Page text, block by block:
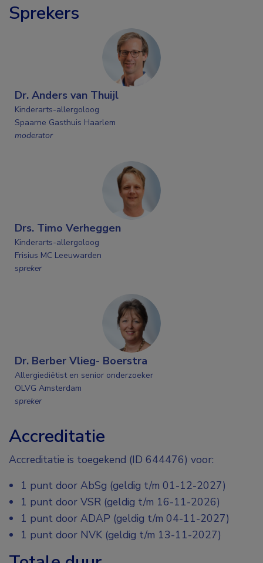
Sprekers
Dr. Anders van Thuijl
Kinderarts-allergoloog
Spaarne Gasthuis Haarlem
moderator
Drs. Timo Verheggen
Kinderarts-allergoloog
Frisius MC Leeuwarden
spreker
Dr. Berber Vlieg- Boerstra
Allergiediëtist en senior onderzoeker
OLVG Amsterdam
spreker
Accreditatie
Accreditatie is toegekend (ID 644476) voor:
1 punt door AbSg (geldig t/m 01-12-2027)
1 punt door VSR (geldig t/m 16-11-2026)
1 punt door ADAP (geldig t/m 04-11-2027)
1 punt door NVK (geldig t/m 13-11-2027)